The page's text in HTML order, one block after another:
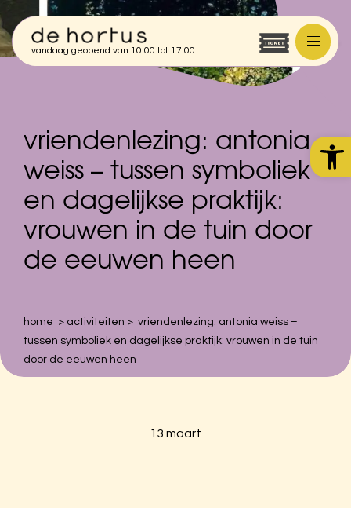
Vriendenlezing: Antonia
vandaag geopend van 10:00 tot 17:00
Bezoek
Café en winkel
De Tuin
Plattegrond
Vind een plant
Verhuur
Trouwen
Vergaderen
Dineren
Steun de Hortus
Direct doneren
Adopteren
koop tickets
Nederlands
Zoeken naar:
Hortus Botanicus Amsterdam
vriendenlezing: antonia
weiss – tussen symboliek
en dagelijkse praktijk:
vrouwen in de tuin door
de eeuwen heen
home > activiteiten > vriendenlezing: antonia weiss –
tussen symboliek en dagelijkse praktijk: vrouwen in de tuin
door de eeuwen heen
13 maart